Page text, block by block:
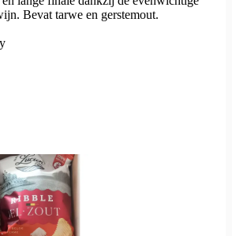
Bevat tarwe en gerstemout.